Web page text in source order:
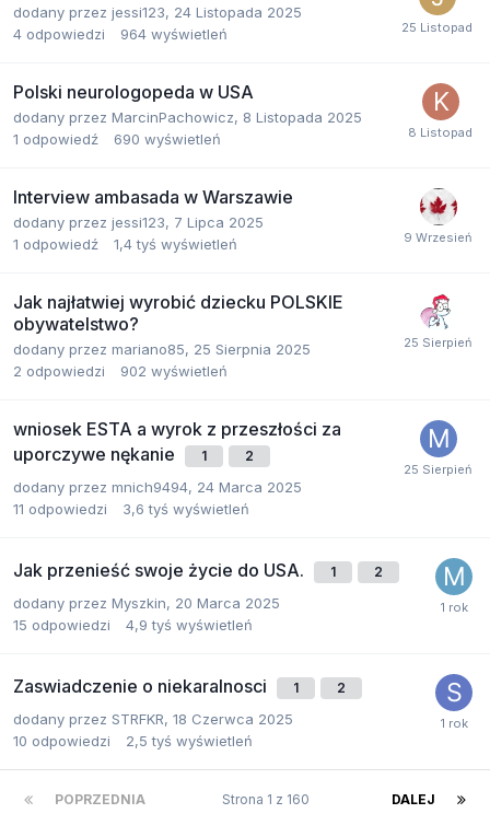
dodany przez jessi123, 24 Listopada 2025
4 odpowiedzi 964 wyświetleń
Polski neurologopeda w USA
dodany przez MarcinPachowicz, 8 Listopada 2025
1 odpowiedź 690 wyświetleń
Interview ambasada w Warszawie
dodany przez jessi123, 7 Lipca 2025
1 odpowiedź 1,4 tyś wyświetleń
Jak najłatwiej wyrobić dziecku POLSKIE
obywatelstwo?
dodany przez mariano85, 25 Sierpnia 2025
2 odpowiedzi 902 wyświetleń
wniosek ESTA a wyrok z przeszłości za
uporczywe nękanie
1 2
dodany przez mnich9494, 24 Marca 2025
11 odpowiedzi 3,6 tyś wyświetleń
Jak przenieść swoje życie do USA. 1 2
dodany przez Myszkin, 20 Marca 2025
15 odpowiedzi 4,9 tyś wyświetleń
Zaswiadczenie o niekaralnosci 1 2
dodany przez STRFKR, 18 Czerwca 2025
10 odpowiedzi 2,5 tyś wyświetleń
POPRZEDNIA DALEJ
Strona 1 z 160